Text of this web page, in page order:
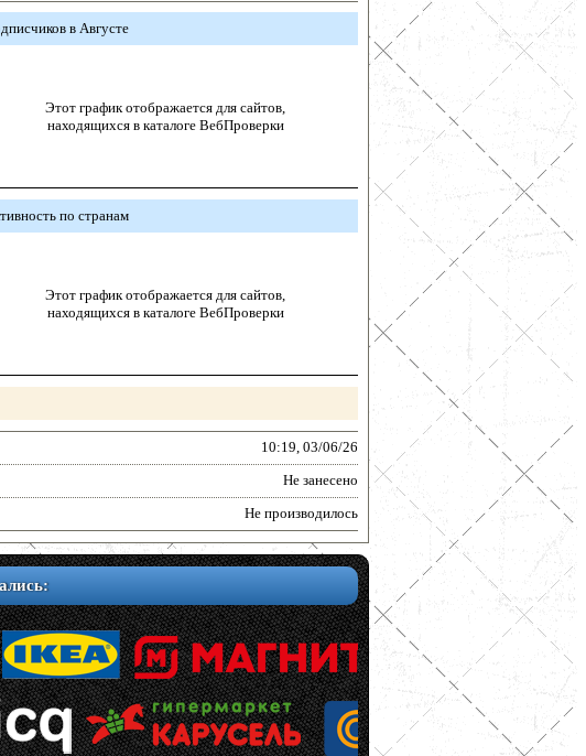
в Августе
Этот график отображается для сайтов,
находящихся в каталоге ВебПроверки
по странам
Этот график отображается для сайтов,
находящихся в каталоге ВебПроверки
10:19, 03/06/26
Не занесено
Не производилось